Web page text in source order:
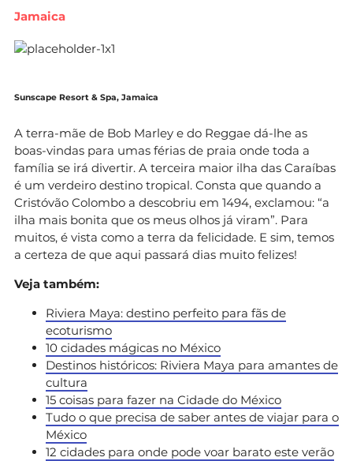
Jamaica
Sunscape Resort & Spa, Jamaica
A terra-mãe de Bob Marley e do Reggae dá-lhe as
boas-vindas para umas férias de praia onde toda a
família se irá divertir. A terceira maior ilha das Caraíbas
é um verdeiro destino tropical. Consta que quando a
Cristóvão Colombo a descobriu em 1494, exclamou: “a
ilha mais bonita que os meus olhos já viram”. Para
muitos, é vista como a terra da felicidade. E sim, temos
a certeza de que aqui passará dias muito felizes!
Veja também:
Riviera Maya: destino perfeito para fãs de
ecoturismo
10 cidades mágicas no México
Destinos históricos: Riviera Maya para amantes de
cultura
15 coisas para fazer na Cidade do México
Tudo o que precisa de saber antes de viajar para o
México
12 cidades para onde pode voar barato este verão